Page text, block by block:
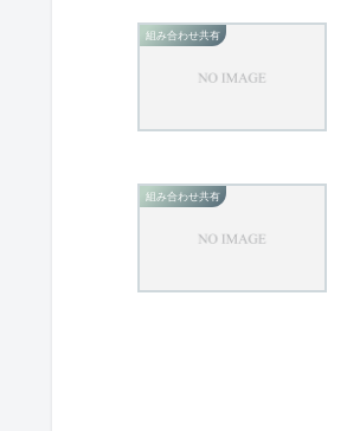
組み合わせ共有
組み合わせ共有